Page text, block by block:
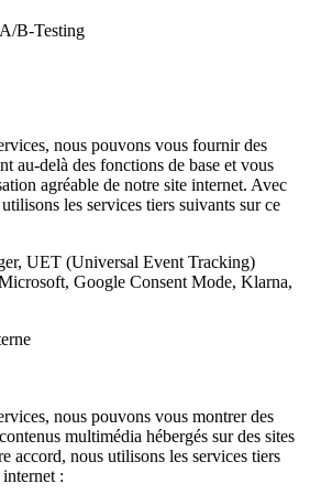
B-Testing
nous pouvons vous fournir des
au-delà des fonctions de base et vous
agréable de notre site internet. Avec
les services tiers suivants sur ce
UET (Universal Event Tracking)
Google Consent Mode, Klarna,
nous pouvons vous montrer des
multimédia hébergés sur des sites
accord, nous utilisons les services tiers
: